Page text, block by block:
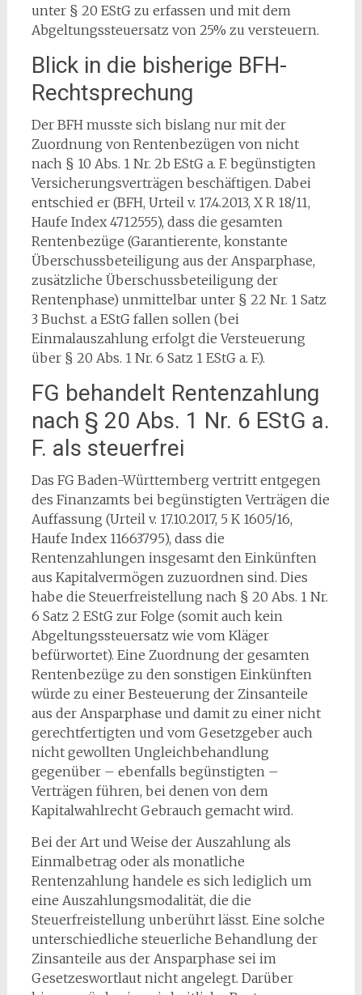
unter § 20 EStG zu erfassen und mit dem
Abgeltungssteuersatz von 25% zu versteuern.
Blick in die bisherige BFH-
Rechtsprechung
Der BFH musste sich bislang nur mit der
Zuordnung von Rentenbezügen von nicht
nach § 10 Abs. 1 Nr. 2b EStG a. F. begünstigten
Versicherungsverträgen beschäftigen. Dabei
entschied er (BFH, Urteil v. 17.4.2013, X R 18/11,
Haufe Index 4712555), dass die gesamten
Rentenbezüge (Garantierente, konstante
Überschussbeteiligung aus der Ansparphase,
zusätzliche Überschussbeteiligung der
Rentenphase) unmittelbar unter § 22 Nr. 1 Satz
3 Buchst. a EStG fallen sollen (bei
Einmalauszahlung erfolgt die Versteuerung
über § 20 Abs. 1 Nr. 6 Satz 1 EStG a. F.).
FG behandelt Rentenzahlung
nach § 20 Abs. 1 Nr. 6 EStG a.
F. als steuerfrei
Das FG Baden-Württemberg vertritt entgegen
des Finanzamts bei begünstigten Verträgen die
Auffassung (Urteil v. 17.10.2017, 5 K 1605/16,
Haufe Index 11663795), dass die
Rentenzahlungen insgesamt den Einkünften
aus Kapitalvermögen zuzuordnen sind. Dies
habe die Steuerfreistellung nach § 20 Abs. 1 Nr.
6 Satz 2 EStG zur Folge (somit auch kein
Abgeltungssteuersatz wie vom Kläger
befürwortet). Eine Zuordnung der gesamten
Rentenbezüge zu den sonstigen Einkünften
würde zu einer Besteuerung der Zinsanteile
aus der Ansparphase und damit zu einer nicht
gerechtfertigten und vom Gesetzgeber auch
nicht gewollten Ungleichbehandlung
gegenüber – ebenfalls begünstigten –
Verträgen führen, bei denen von dem
Kapitalwahlrecht Gebrauch gemacht wird.
Bei der Art und Weise der Auszahlung als
Einmalbetrag oder als monatliche
Rentenzahlung handele es sich lediglich um
eine Auszahlungsmodalität, die die
Steuerfreistellung unberührt lässt. Eine solche
unterschiedliche steuerliche Behandlung der
Zinsanteile aus der Ansparphase sei im
Gesetzeswortlaut nicht angelegt. Darüber